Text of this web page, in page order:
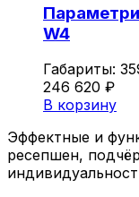
W4
Габариты:
246 620 ₽
В корзину
Эффектные и
ресепшен,